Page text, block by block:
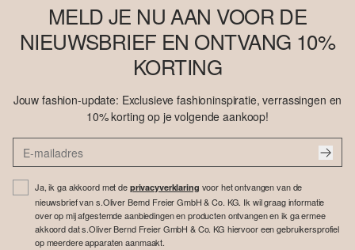
MELD JE NU AAN VOOR DE
NIEUWSBRIEF EN ONTVANG 10%
KORTING
Jouw fashion-update: Exclusieve fashioninspiratie, verrassingen en
10% korting op je volgende aankoop!
Ja, ik ga akkoord met de privacyverklaring voor het ontvangen van de
nieuwsbrief van s.Oliver Bernd Freier GmbH & Co. KG. Ik wil graag informatie
over op mij afgestemde aanbiedingen en producten ontvangen en ik ga ermee
akkoord dat s.Oliver Bernd Freier GmbH & Co. KG hiervoor een gebruikersprofiel
op meerdere apparaten aanmaakt.